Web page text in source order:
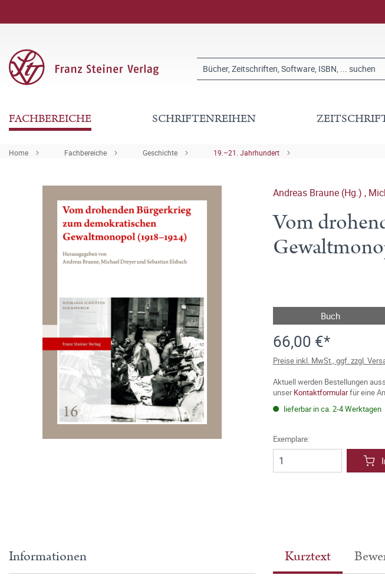
FACHBEREICHE SCHRIFTENREIHEN
Home Fachbereiche Geschichte 19.–21. Jahrhundert
Andreas Braune (Hg.) ,
Vom
Buch
66,00 €*
Preise inkl. MwSt., ggf. zzgl.
Aktuell werden Bestellungen
unserKontaktformularfür eine
lieferbar in ca. 2-4 Werktagen
Exemplare:
Kurztext
Informationen